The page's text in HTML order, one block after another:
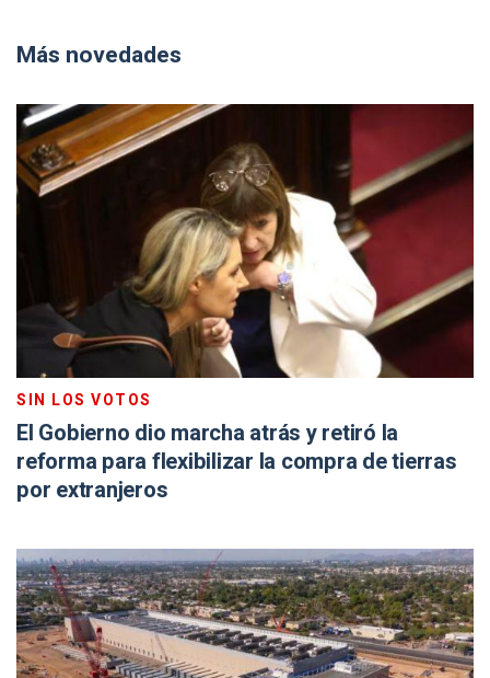
Más novedades
SIN LOS VOTOS
El Gobierno dio marcha atrás y retiró la
reforma para flexibilizar la compra de tierras
por extranjeros